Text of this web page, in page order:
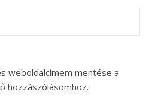
weboldalcímem mentése a
hozzászólásomhoz.